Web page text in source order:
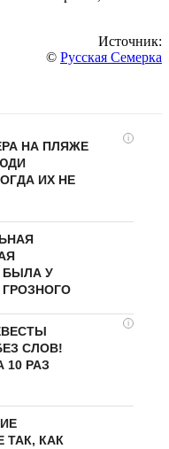
Источник:
© Русская Семерка
i
НА ПЛЯЖЕ
ИХ НЕ
БЫЛА У
i
СЛОВ!
10 РАЗ
ТАК, КАК